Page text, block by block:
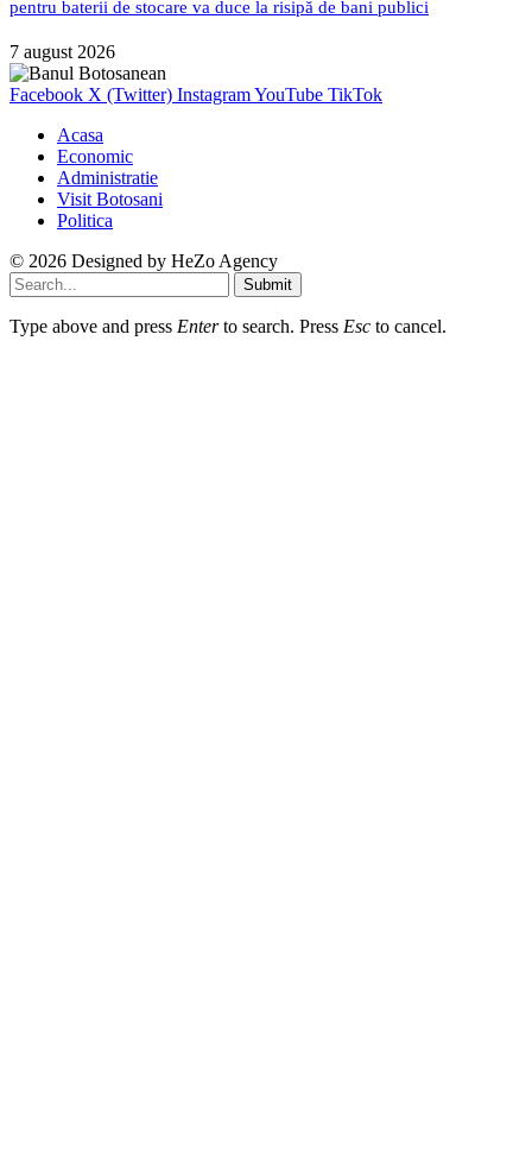
pentru baterii de stocare va duce la risipă de bani publici
7 august 2026
Facebook X (Twitter) InstagramYouTube TikTok
Acasa
Economic
Administratie
Visit Botosani
Politica
© 2026 Designed by HeZo Agency
Submit
Type above and press Enterto search. Press Esc to cancel.